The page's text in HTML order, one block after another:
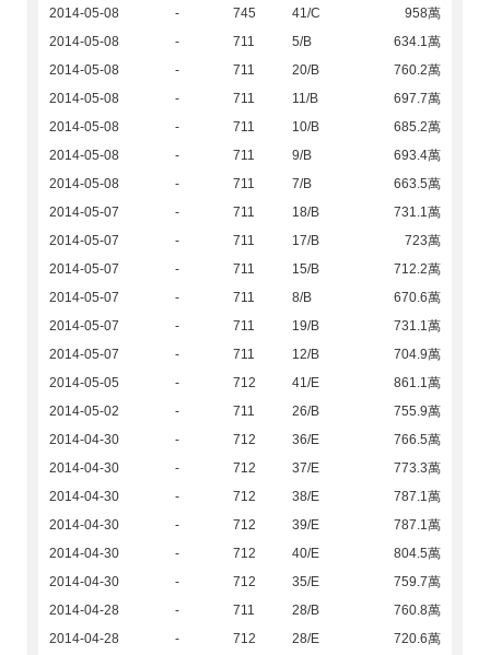
2014-05-08
- 745 41/C
958萬
2014-05-08
- 711 5/B
634.1萬
2014-05-08
- 711 20/B
760.2萬
2014-05-08
- 711 11/B
697.7萬
2014-05-08
- 711 10/B
685.2萬
2014-05-08
- 711 9/B
693.4萬
2014-05-08
- 711 7/B
663.5萬
2014-05-07
- 711 18/B
731.1萬
2014-05-07
- 711 17/B
723萬
2014-05-07
- 711 15/B
712.2萬
2014-05-07
- 711 8/B
670.6萬
2014-05-07
- 711 19/B
731.1萬
2014-05-07
- 711 12/B
704.9萬
2014-05-05
- 712 41/E
861.1萬
2014-05-02
- 711 26/B
755.9萬
2014-04-30
- 712 36/E
766.5萬
2014-04-30
- 712 37/E
773.3萬
2014-04-30
- 712 38/E
787.1萬
2014-04-30
- 712 39/E
787.1萬
2014-04-30
- 712 40/E
804.5萬
2014-04-30
- 712 35/E
759.7萬
2014-04-28
- 711 28/B
760.8萬
2014-04-28
- 712 28/E
720.6萬